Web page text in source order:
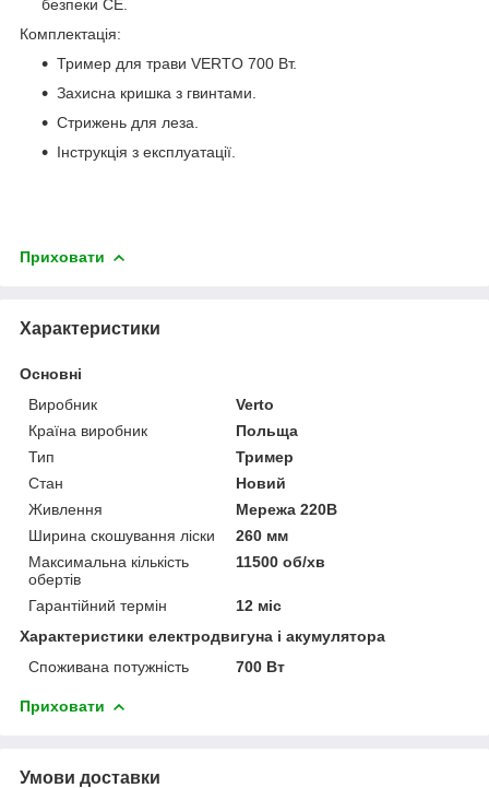
безпеки CE.
Комплектація:
Тример для трави VERTO 700 Вт.
Захисна кришка з гвинтами.
Стрижень для леза.
Інструкція з експлуатації.
Приховати
Характеристики
Основні
Виробник
Verto
Країна виробник
Польща
Тип
Тример
Стан
Новий
Живлення
Мережа 220В
Ширина скошування ліски
260 мм
Максимальна кількість
обертів
11500 об/хв
Гарантійний термін
12 міс
Характеристики електродвигуна і акумулятора
Споживана потужність
700 Вт
Приховати
Умови доставки